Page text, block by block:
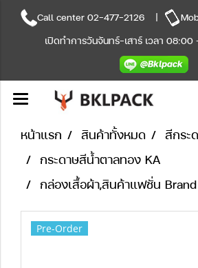
Call center 02-477-2126 |
เปิดทำการวันจันทร์-เสาร์ เวลา 08:00
หน้าแรก สินค้าทั้งหมด
สีกระ
กระดาษสีน้ำตาลทอง KA
กล่องเสื้อผ้า,สินค้าแฟชั่น
Pre-Order